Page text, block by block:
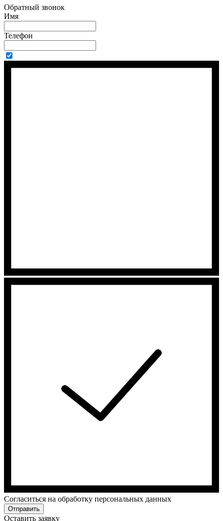
Обратный звонок
Имя
Телефон
Cогласиться на обработку персональных данных
Отправить
Оставить заявку